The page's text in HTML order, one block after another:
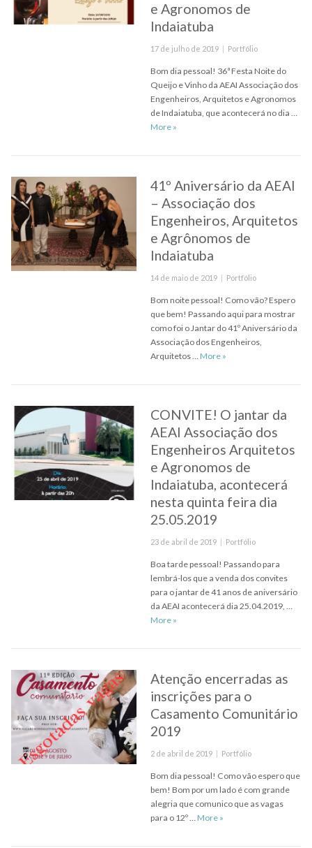
e Agronomos de
Indaiatuba
Posted
17 de julho de 2019 Categories
Portfólio
Bom dia pessoal! 36ª Festa Noite do
Queijo e Vinho da AEAI Associação dos
Engenheiros, Arquitetos e Agronomos
de Indaiatuba, que acontecerá no dia …
More Vem ai a 36ª Festa Noite do Queijo
»
41º Aniversário da AEAI
– Associação dos
Engenheiros, Arquitetos
e Agrônomos de
Indaiatuba
Posted
14 de maio de 2019 Categories
Portfólio
Bom noite pessoal! Como vão? Espero
que bem! Passando aqui para mostrar
como foi o Jantar do 41º Aniversário da
Associação dos Engenheiros,
Arquitetos …More 41º Aniversário da
»
CONVITE! O jantar da
AEAI Associação dos
Engenheiros Arquitetos
e Agronomos de
Indaiatuba, acontecerá
nesta quinta feira dia
25.05.2019
Posted
23 de abril de 2019 Categories
Portfólio
Boa tarde pessoal! Passando para
lembrá-los que a venda dos convites
para o jantar de 41 anos de aniversário
da AEAI acontecerá dia 25.04.2019, …
More CONVITE! O jantar da AEAI
»
Atenção encerradas as
inscrições para o
Casamento Comunitário
2019
Posted
2 de abril de 2019 Categories
Portfólio
Bom dia pessoal! Como vão espero que
bem! Bom por um lado é com grande
alegria que comunico que as vagas
para o 12º …More Atenção encerradas as
»